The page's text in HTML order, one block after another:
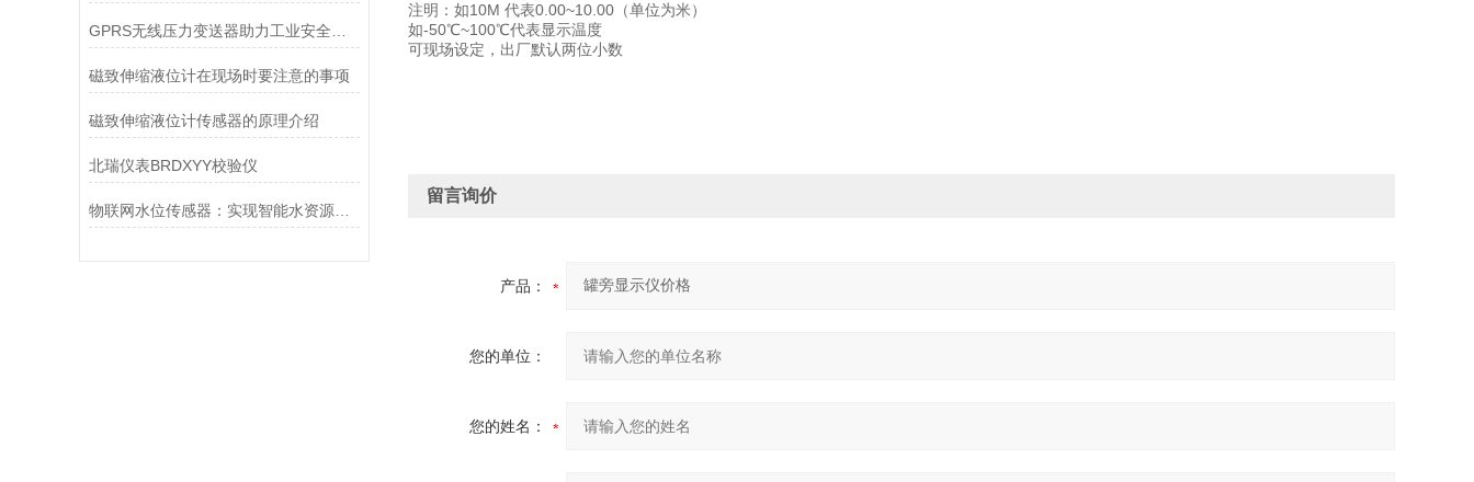
磁致伸缩液位计在现场时要注意的事项
磁致伸缩液位计传感器的原理介绍
北瑞仪表BRDXYY校验仪
物联网水位传感器：实现智能水资源管理的关键技术
注明：如10M 代表0.00~10.00（单位为米）
如-50℃~100℃代表显示温度
可现场设定，出厂默认两位小数
留言询价
产品：
您的单位：
您的姓名：